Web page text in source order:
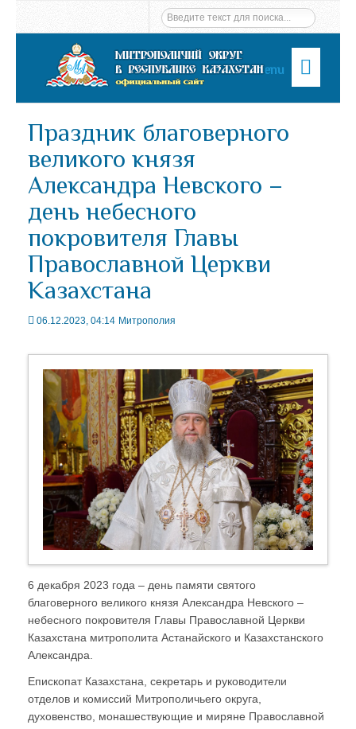
Menu
Праздник благоверного
великого князя
Александра Невского –
день небесного
покровителя Главы
Православной Церкви
Казахстана
06.12.2023, 04:14 Митрополия
6 декабря 2023 года – день памяти святого
благоверного великого князя Александра Невского –
небесного покровителя Главы Православной Церкви
Казахстана митрополита Астанайского и Казахстанского
Александра.
Епископат Казахстана, секретарь и руководители
отделов и комиссий Митрополичьего округа,
духовенство, монашествующие и миряне Православной